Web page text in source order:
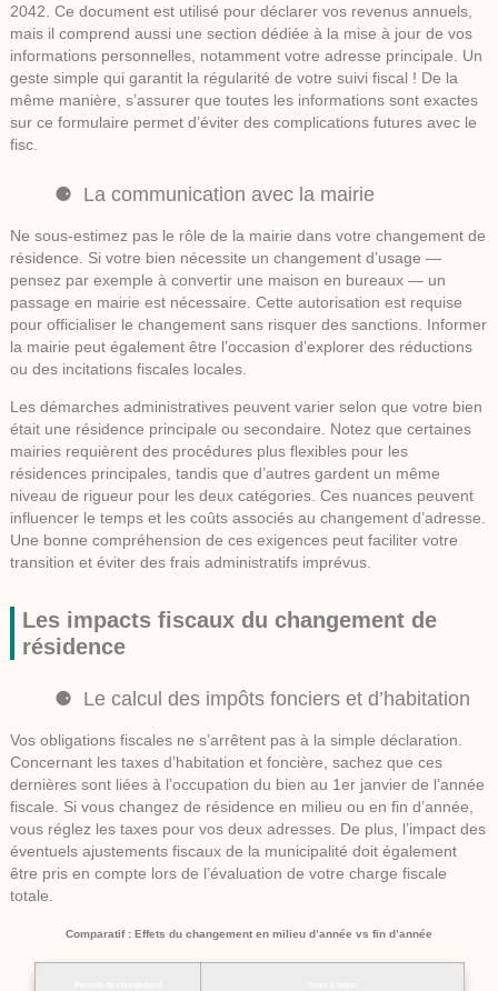
2042. Ce document est utilisé pour déclarer vos revenus annuels,
mais il comprend aussi une section dédiée à la mise à jour de vos
informations personnelles, notamment votre adresse principale. Un
geste simple qui garantit la régularité de votre suivi fiscal ! De la
même manière, s’assurer que toutes les informations sont exactes
sur ce formulaire permet d’éviter des complications futures avec le
fisc.
La communication avec la mairie
Ne sous-estimez pas le rôle de la mairie dans votre changement de
résidence. Si votre bien nécessite un changement d’usage —
pensez par exemple à convertir une maison en bureaux — un
passage en mairie est nécessaire. Cette autorisation est requise
pour officialiser le changement sans risquer des sanctions. Informer
la mairie peut également être l’occasion d’explorer des réductions
ou des incitations fiscales locales.
Les démarches administratives peuvent varier selon que votre bien
était une résidence principale ou secondaire. Notez que certaines
mairies requièrent des procédures plus flexibles pour les
résidences principales, tandis que d’autres gardent un même
niveau de rigueur pour les deux catégories. Ces nuances peuvent
influencer le temps et les coûts associés au changement d’adresse.
Une bonne compréhension de ces exigences peut faciliter votre
transition et éviter des frais administratifs imprévus.
Les impacts fiscaux du changement de
résidence
Le calcul des impôts fonciers et d’habitation
Vos obligations fiscales ne s’arrêtent pas à la simple déclaration.
Concernant les taxes d’habitation et foncière, sachez que ces
dernières sont liées à l’occupation du bien au 1er janvier de l’année
fiscale. Si vous changez de résidence en milieu ou en fin d’année,
vous réglez les taxes pour vos deux adresses. De plus, l’impact des
éventuels ajustements fiscaux de la municipalité doit également
être pris en compte lors de l’évaluation de votre charge fiscale
totale.
Comparatif : Effets du changement en milieu d’année vs fin d’année